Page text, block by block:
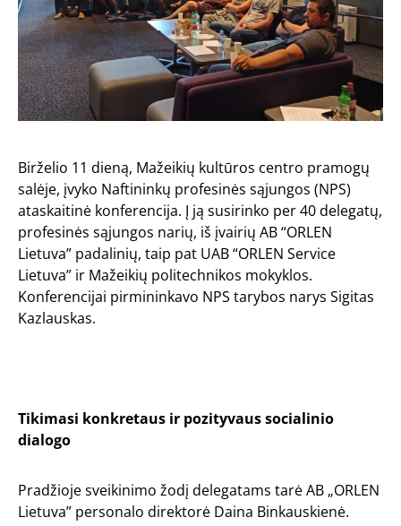
Birželio 11 dieną, Mažeikių kultūros centro pramogų
salėje, įvyko Naftininkų profesinės sąjungos (NPS)
ataskaitinė konferencija. Į ją susirinko per 40 delegatų,
profesinės sąjungos narių, iš įvairių AB “ORLEN
Lietuva” padalinių, taip pat UAB “ORLEN Service
Lietuva” ir Mažeikių politechnikos mokyklos.
Konferencijai pirmininkavo NPS tarybos narys Sigitas
Kazlauskas.
Tikimasi konkretaus ir pozityvaus socialinio
dialogo
Pradžioje sveikinimo žodį delegatams tarė AB „ORLEN
Lietuva” personalo direktorė Daina Binkauskienė.